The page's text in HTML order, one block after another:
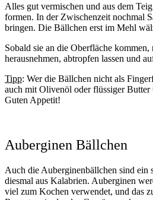
Alles gut vermischen und aus dem
formen. In der Zwischenzeit nochmal
bringen. Die Bällchen erst im Mehl
Sobald sie an die Oberfläche kommen,
herausnehmen, abtropfen lassen und
Tipp: Wer die Bällchen nicht als
auch mit Olivenöl oder flüssiger Butter
Guten Appetit!
Auberginen Bällchen
Auch die Auberginenbällchen sind ein
diesmal aus Kalabrien. Auberginen
viel zum Kochen verwendet, und das